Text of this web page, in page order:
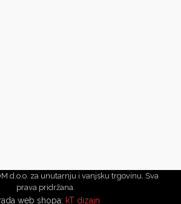
d.o.o. za unutarnju i vanjsku trgovinu. Sva
prava pridržana.
web shopa: kT dizajn